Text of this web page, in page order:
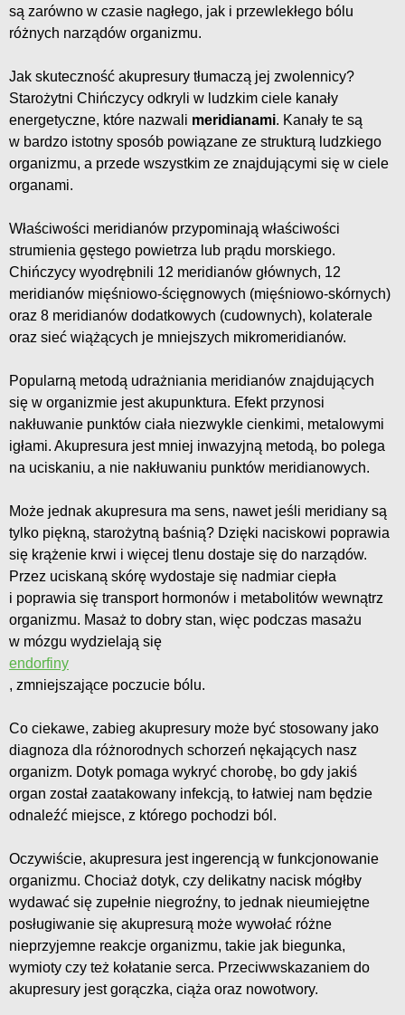
są zarówno w czasie nagłego, jak i przewlekłego bólu
różnych narządów organizmu.
Jak skuteczność akupresury tłumaczą jej zwolennicy?
Starożytni Chińczycy odkryli w ludzkim ciele kanały
energetyczne, które nazwali meridianami. Kanały te są
w bardzo istotny sposób powiązane ze strukturą ludzkiego
organizmu, a przede wszystkim ze znajdującymi się w ciele
organami.
Właściwości meridianów przypominają właściwości
strumienia gęstego powietrza lub prądu morskiego.
Chińczycy wyodrębnili 12 meridianów głównych, 12
meridianów mięśniowo-ścięgnowych (mięśniowo-skórnych)
oraz 8 meridianów dodatkowych (cudownych), kolaterale
oraz sieć wiążących je mniejszych mikromeridianów.
Popularną metodą udrażniania meridianów znajdujących
się w organizmie jest akupunktura. Efekt przynosi
nakłuwanie punktów ciała niezwykle cienkimi, metalowymi
igłami. Akupresura jest mniej inwazyjną metodą, bo polega
na uciskaniu, a nie nakłuwaniu punktów meridianowych.
Może jednak akupresura ma sens, nawet jeśli meridiany są
tylko piękną, starożytną baśnią? Dzięki naciskowi poprawia
się krążenie krwi i więcej tlenu dostaje się do narządów.
Przez uciskaną skórę wydostaje się nadmiar ciepła
i poprawia się transport hormonów i metabolitów wewnątrz
organizmu. Masaż to dobry stan, więc podczas masażu
w mózgu wydzielają się
endorfiny
, zmniejszające poczucie bólu.
Co ciekawe, zabieg akupresury może być stosowany jako
diagnoza dla różnorodnych schorzeń nękających nasz
organizm. Dotyk pomaga wykryć chorobę, bo gdy jakiś
organ został zaatakowany infekcją, to łatwiej nam będzie
odnaleźć miejsce, z którego pochodzi ból.
Oczywiście, akupresura jest ingerencją w funkcjonowanie
organizmu. Chociaż dotyk, czy delikatny nacisk mógłby
wydawać się zupełnie niegroźny, to jednak nieumiejętne
posługiwanie się akupresurą może wywołać różne
nieprzyjemne reakcje organizmu, takie jak biegunka,
wymioty czy też kołatanie serca. Przeciwwskazaniem do
akupresury jest gorączka, ciąża oraz nowotwory.